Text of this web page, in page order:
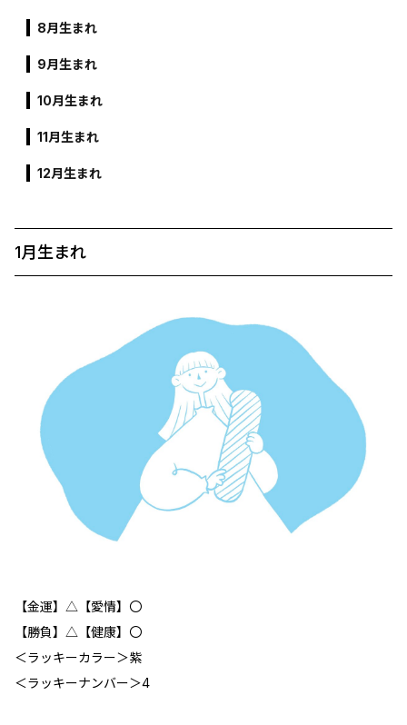
8月生まれ
9月生まれ
10月生まれ
11月生まれ
12月生まれ
1月生まれ
【金運】△【愛情】〇
【勝負】△【健康】〇
＜ラッキーカラー＞紫
＜ラッキーナンバー＞4